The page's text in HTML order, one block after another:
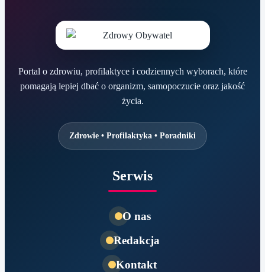
Portal o zdrowiu, profilaktyce i codziennych wyborach, które
pomagają lepiej dbać o organizm, samopoczucie oraz jakość
życia.
Zdrowie • Profilaktyka • Poradniki
Serwis
O nas
Redakcja
Kontakt